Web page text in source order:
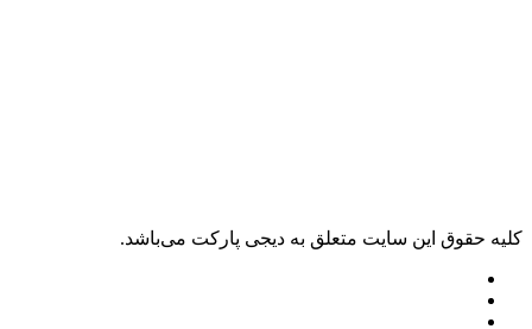
اين سايت متعلق به دیجی پارکت می‌باشد.